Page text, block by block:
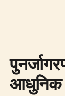
आधुनिक